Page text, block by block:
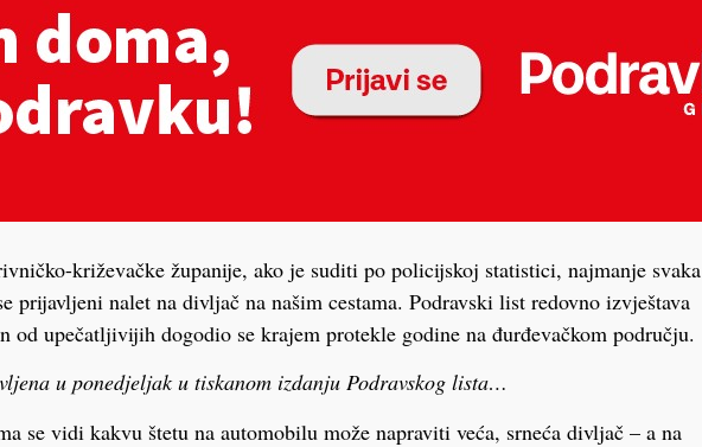
križevačke županije, ako je suditi po policijskoj statistici, najmanje svaka
prijavljeni nalet na divljač na našim cestama. Podravski list redovno izvještava
od upečatljivijih dogodio se krajem protekle godine na đurđevačkom području.
u ponedjeljak u tiskanom izdanju Podravskog lista…
se vidi kakvu štetu na automobilu može napraviti veća, srneća divljač – a na